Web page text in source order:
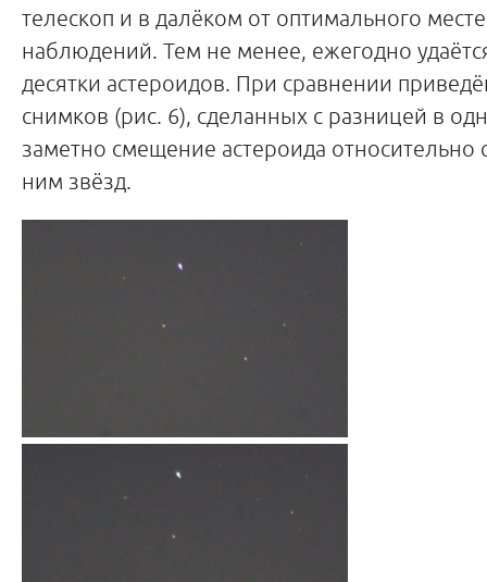
телескоп и в далёком от оптимального месте
наблюдений. Тем не менее, ежегодно
десятки астероидов. При сравнении
снимков (рис. 6), сделанных с разницей в
заметно смещение астероида относительно
ним звёзд.